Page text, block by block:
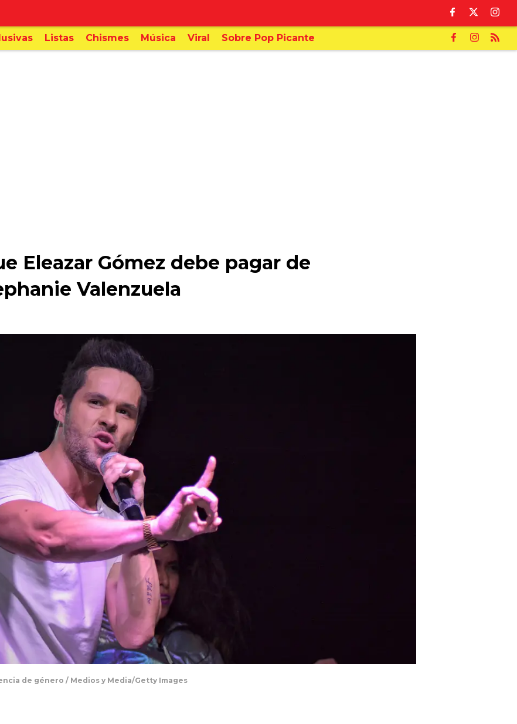
Listas Chismes Música Viral Sobre Pop Picante
Eleazar Gómez debe pagar de
Valenzuela
de género / Medios y Media/Getty Images